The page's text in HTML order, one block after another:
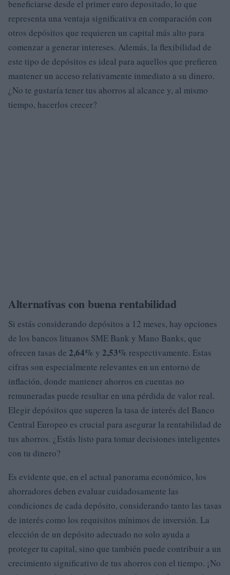
beneficiarse desde el primer euro depositado, lo que
representa una ventaja significativa en comparación con
otros depósitos que requieren un capital más alto para
comenzar a generar intereses. Además, la flexibilidad de
este tipo de depósitos es ideal para aquellos que prefieren
mantener un acceso relativamente inmediato a su dinero.
¿No te gustaría tener tus ahorros al alcance y, al mismo
tiempo, hacerlos crecer?
Alternativas con buena rentabilidad
Si estás considerando depósitos a 12 meses, hay opciones
de los bancos lituanos SME Bank y Mano Banks, que
ofrecen tasas de 2,64% y 2,53% respectivamente. Estas
cifras son especialmente relevantes en un entorno de
inflación, donde mantener ahorros en cuentas no
remuneradas puede resultar en una pérdida de valor real.
Elegir depósitos que superen la tasa de interés del Banco
Central Europeo es crucial para asegurar la rentabilidad de
tus ahorros. ¿Estás listo para tomar decisiones inteligentes
con tu dinero?
Es evidente que, en el actual panorama económico, los
ahorradores deben evaluar cuidadosamente las
condiciones de cada depósito, considerando tanto las tasas
de interés como los requisitos mínimos de inversión. La
elección de un depósito adecuado no solo ayuda a
proteger tu capital, sino que también puede contribuir a un
crecimiento significativo de tus ahorros con el tiempo. ¡No